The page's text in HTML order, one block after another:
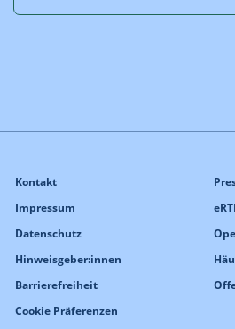
Kontakt
Impressum
Datenschutz
Hinweisgeber:innen
Barrierefreiheit
Cookie Präferenzen